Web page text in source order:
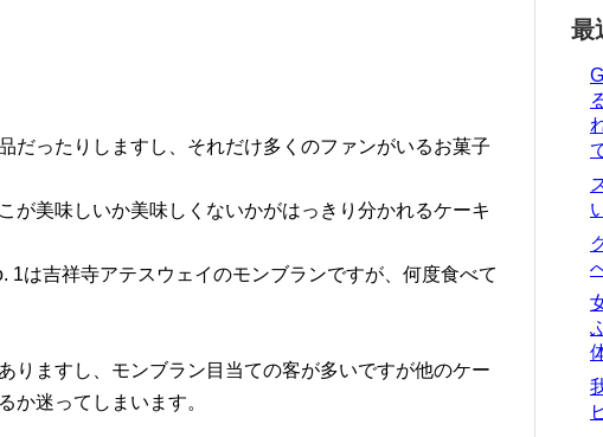
だったりしますし、それだけ多くのファンがいるお菓子
が美味しいか美味しくないかがはっきり分かれるケーキ
1は吉祥寺アテスウェイのモンブランですが、何度食べて
りますし、モンブラン目当ての客が多いですが他のケー
か迷ってしまいます。
最